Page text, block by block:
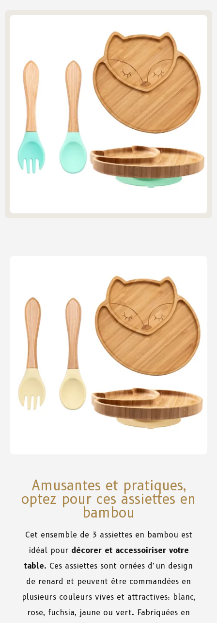
Amusantes et pratiques,
optez pour ces assiettes en
bambou
Cet ensemble de 3 assiettes en bambou est
idéal pour décorer et accessoiriser votre
table. Ces assiettes sont ornées d’un design
de renard et peuvent être commandées en
plusieurs couleurs vives et attractives: blanc,
rose, fuchsia, jaune ou vert. Fabriquées en